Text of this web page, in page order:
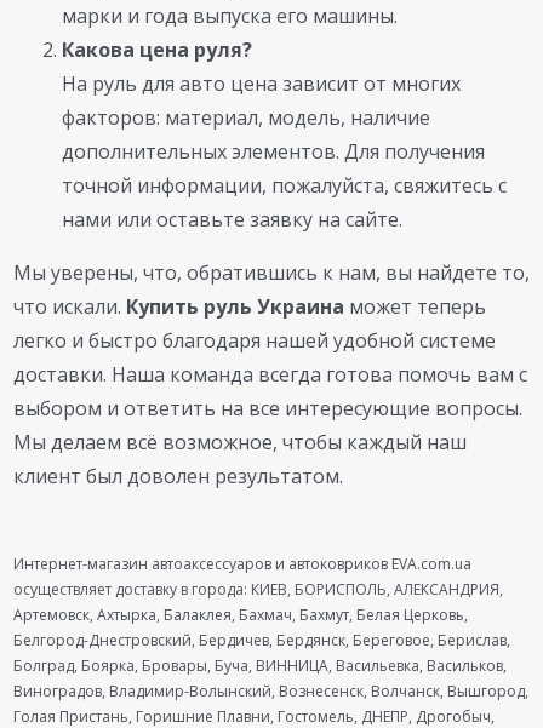
марки и года выпуска его машины.
Какова цена руля?
На руль для авто цена зависит от многих
факторов: материал, модель, наличие
дополнительных элементов. Для получения
точной информации, пожалуйста, свяжитесь с
нами или оставьте заявку на сайте.
Мы уверены, что, обратившись к нам, вы найдете то,
что искали. Купить руль Украина может теперь
легко и быстро благодаря нашей удобной системе
доставки. Наша команда всегда готова помочь вам с
выбором и ответить на все интересующие вопросы.
Мы делаем всё возможное, чтобы каждый наш
клиент был доволен результатом.
Интернет-магазин автоаксессуаров и автоковриков EVA.com.ua
осуществляет доставку в города: КИЕВ, БОРИСПОЛЬ, АЛЕКСАНДРИЯ,
Артемовск, Ахтырка, Балаклея, Бахмач, Бахмут, Белая Церковь,
Белгород-Днестровский, Бердичев, Бердянск, Береговое, Берислав,
Болград, Боярка, Бровары, Буча, ВИННИЦА, Васильевка, Васильков,
Виноградов, Владимир-Волынский, Вознесенск, Волчанск, Вышгород,
Голая Пристань, Горишние Плавни, Гостомель, ДНЕПР, Дрогобыч,